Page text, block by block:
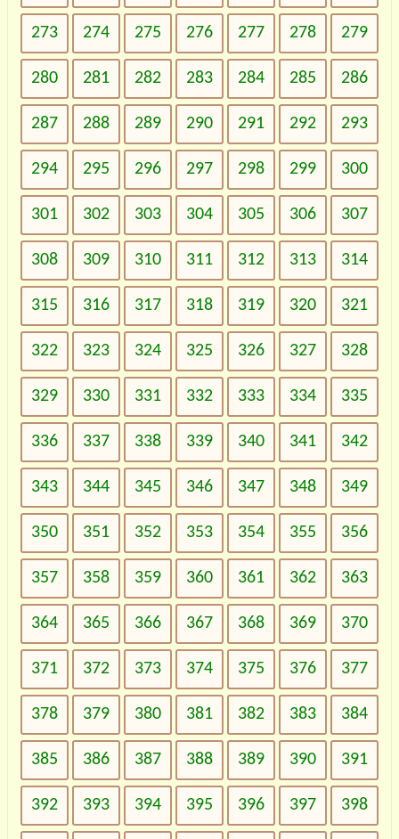
273 274 275 276 277 278 279
280 281 282 283 284 285 286
287 288 289 290 291 292 293
294 295 296 297 298 299 300
301 302 303 304 305 306 307
308 309 310 311 312 313 314
315 316 317 318 319 320 321
322 323 324 325 326 327 328
329 330 331 332 333 334 335
336 337 338 339 340 341 342
343 344 345 346 347 348 349
350 351 352 353 354 355 356
357 358 359 360 361 362 363
364 365 366 367 368 369 370
371 372 373 374 375 376 377
378 379 380 381 382 383 384
385 386 387 388 389 390 391
392 393 394 395 396 397 398